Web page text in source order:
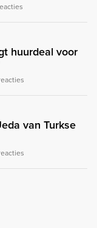
huurdeal voor
van Turkse